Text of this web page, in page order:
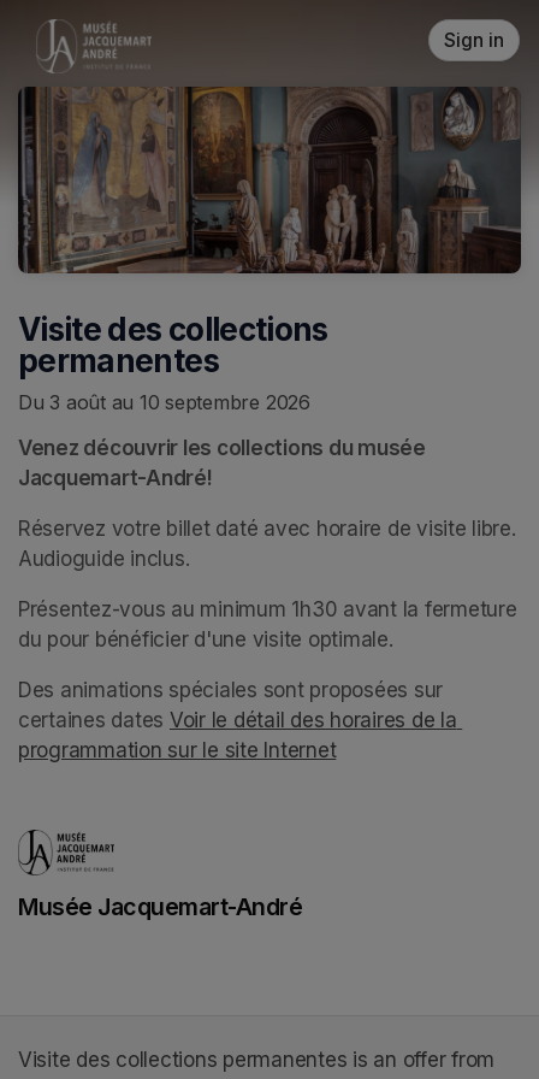
Skip header
Sign in
Visite des collections
permanentes
Du 3 août au 10 septembre 2026
Venez découvrir les collections du musée
Jacquemart-André!
Réservez votre billet daté avec horaire de visite libre.
Audioguide inclus.
Présentez-vous au minimum 1h30 avant la fermeture
du pour bénéficier d'une visite optimale.
Des animations spéciales sont proposées sur
certaines dates Voir le détail des horaires de la
programmation sur le site Internet(opens in a new tab)
(opens in a new tab)
Musée Jacquemart-André
Visite des collections permanentes is an offer from